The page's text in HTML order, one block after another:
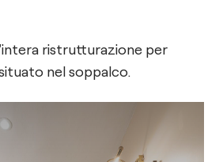
ristrutturazione per
nel soppalco.